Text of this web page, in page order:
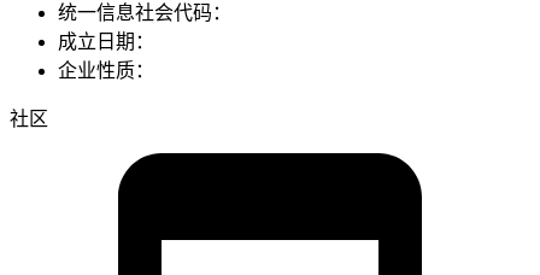
统一信息社会代码：
成立日期：
企业性质：
社区